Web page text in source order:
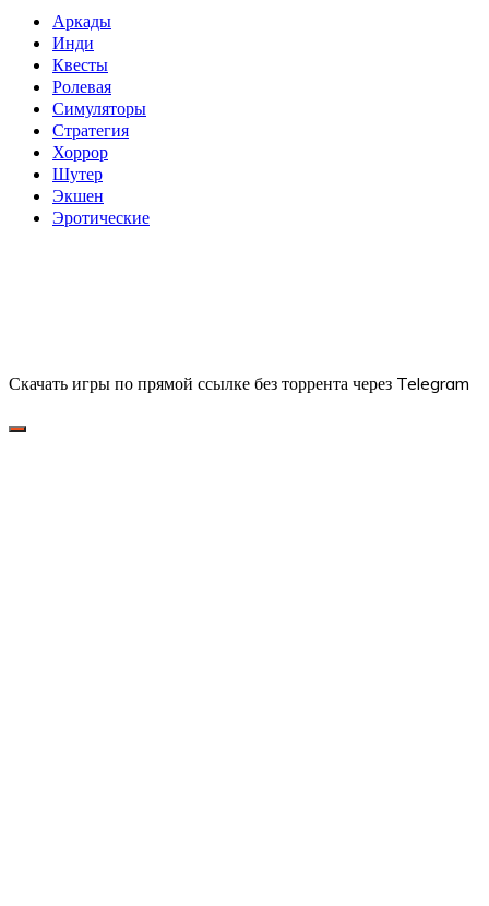
Аркады
Инди
Квесты
Ролевая
Симуляторы
Стратегия
Хоррор
Шутер
Экшен
Эротические
Скачать игры по прямой ссылке без торрента через Telegram